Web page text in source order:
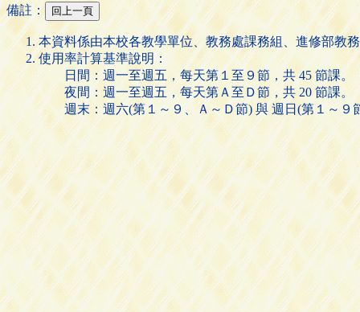
備註：
本資料係由本校各教學單位、教務處課務組、進修部教
使用率計算基準說明：
日間：週一至週五，每天第１至９節，共 45 節課。
夜間：週一至週五，每天第Ａ至Ｄ節，共 20 節課。
週末：週六(第１～９、Ａ～Ｄ節) 與 週日(第１～９